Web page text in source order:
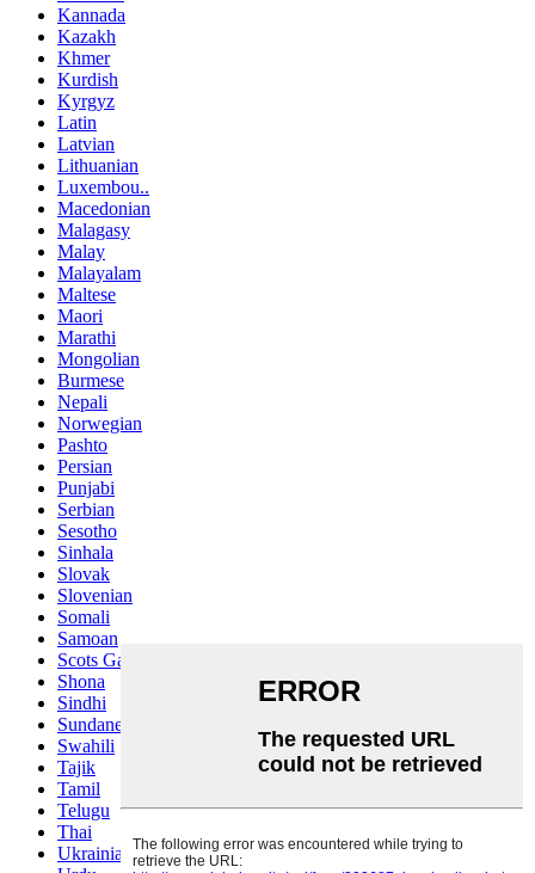
Kannada
Kazakh
Khmer
Kurdish
Kyrgyz
Latin
Latvian
Lithuanian
Luxembou..
Macedonian
Malagasy
Malay
Malayalam
Maltese
Maori
Marathi
Mongolian
Burmese
Nepali
Norwegian
Pashto
Persian
Punjabi
Serbian
Sesotho
Sinhala
Slovak
Slovenian
Somali
Samoan
Scots Gaelic
Shona
Sindhi
Sundanese
Swahili
Tajik
Tamil
Telugu
Thai
Ukrainian